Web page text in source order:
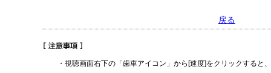
戻る
・視聴画面右下の「歯車アイコン」から[速度]をクリックすると